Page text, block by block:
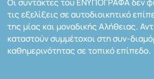
Οι συντάκτες του ΕΝΥΠΟΓΡΑΦΑ δεν
τις εξελίξεις σε αυτοδιοικητικό
της μίας και μοναδικής Αλήθειας.
καταστούν συμμέτοχοι στη συν-
καθημερινότητας σε τοπικό επίπεδο.